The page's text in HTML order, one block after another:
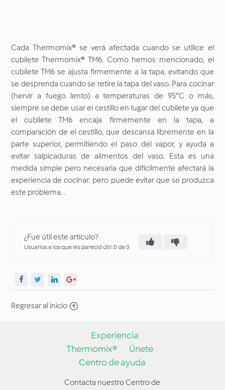
Cada Thermomix® se verá afectada cuando se utilice el
cubilete Thermomix® TM6. Como hemos mencionado, el
cubilete TM6 se ajusta firmemente a la tapa, evitando que
se desprenda cuando se retire la tapa del vaso. Para cocinar
(hervir a fuego lento) a temperaturas de 95°C o más,
siempre se debe usar el cestillo en lugar del cubilete ya que
el cubilete TM6 encaja firmemente en la tapa, a
comparación de el cestillo, que descansa libremente en la
parte superior, permitiendo el paso del vapor, y ayuda a
evitar salpicaduras de alimentos del vaso. Esta es una
medida simple pero necesaria que difícilmente afectará la
experiencia de cocinar: pero puede evitar que se produzca
este problema. .
¿Fue útil este artículo?
Usuarios a los que les pareció útil: 0 de 0
Regresar al inicio
Experiencia
Thermomix®
Únete
Centro de ayuda
Contacta nuestro Centro de